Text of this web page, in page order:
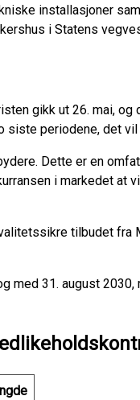
installasjoner
i Statens
gikk ut 26. mai,
siste periodene, det vil
Dette er en
i markedet at
tilbudet fra
med 31. august